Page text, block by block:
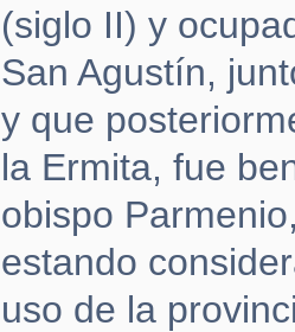
(siglo II) y
San Agustín,
y que
la Ermita, fue
obispo
estando
uso de la